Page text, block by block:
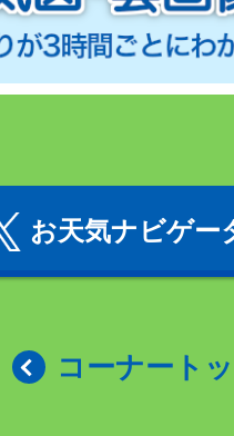
お天気ナビゲー
コーナート